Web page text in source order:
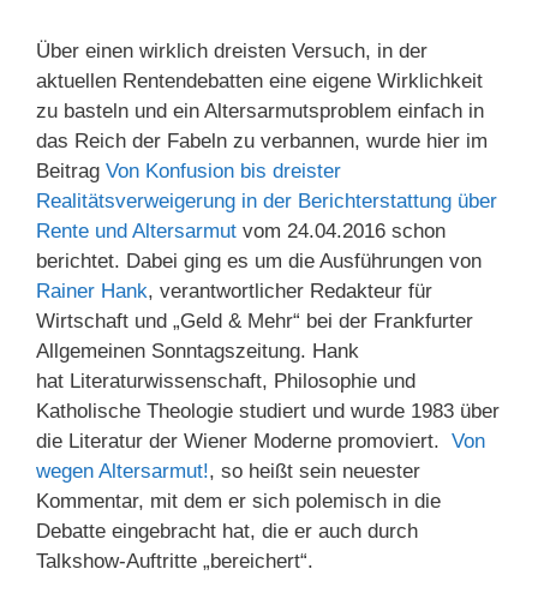
Über einen wirklich dreisten Versuch, in der
aktuellen Rentendebatten eine eigene Wirklichkeit
zu basteln und ein Altersarmutsproblem einfach in
das Reich der Fabeln zu verbannen, wurde hier im
Beitrag Von Konfusion bis dreister
Realitätsverweigerung in der Berichterstattung über
Rente und Altersarmut vom 24.04.2016 schon
berichtet. Dabei ging es um die Ausführungen von
Rainer Hank, verantwortlicher Redakteur für
Wirtschaft und „Geld & Mehr“ bei der Frankfurter
Allgemeinen Sonntagszeitung. Hank
hat Literaturwissenschaft, Philosophie und
Katholische Theologie studiert und wurde 1983 über
die Literatur der Wiener Moderne promoviert. Von
wegen Altersarmut!, so heißt sein neuester
Kommentar, mit dem er sich polemisch in die
Debatte eingebracht hat, die er auch durch
Talkshow-Auftritte „bereichert“.